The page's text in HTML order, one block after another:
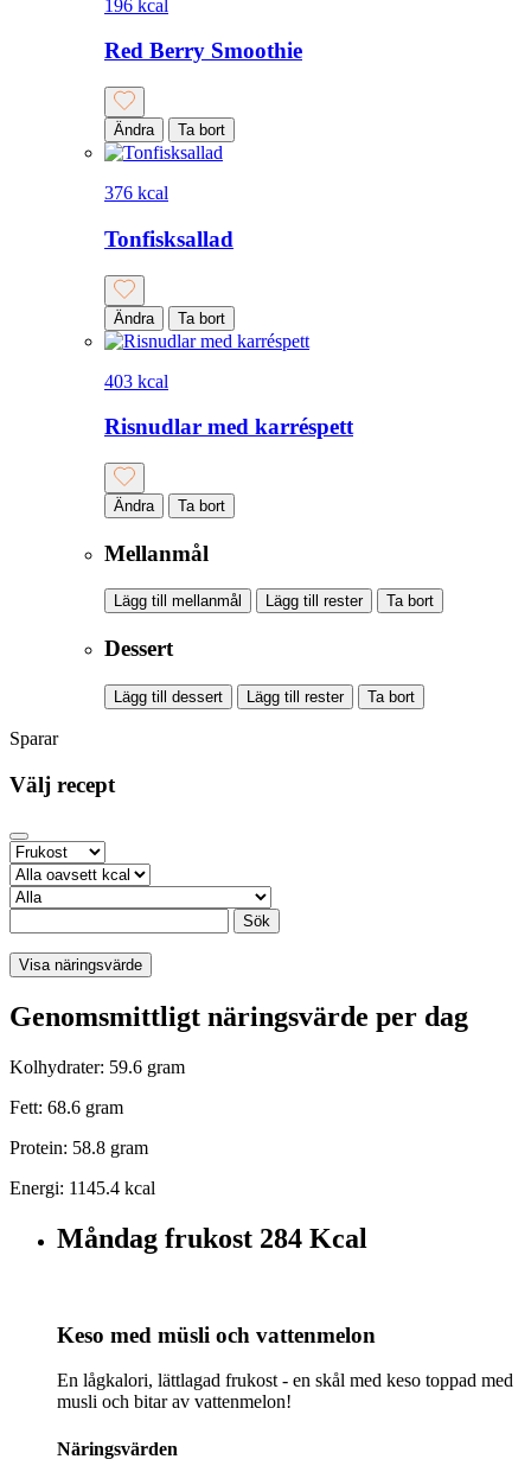
196 kcal
Red Berry Smoothie
Ändra Ta bort
376 kcal
Tonfisksallad
Ändra Ta bort
403 kcal
Risnudlar med karréspett
Ändra Ta bort
Mellanmål
Lägg till mellanmål Lägg till rester Ta bort
Dessert
Lägg till dessert Lägg till rester Ta bort
Sparar
Välj recept
Sök
Visa näringsvärde
Genomsmittligt näringsvärde per dag
Kolhydrater: 59.6 gram
Fett: 68.6 gram
Protein: 58.8 gram
Energi: 1145.4 kcal
Måndag frukost 284 Kcal
Keso med müsli och vattenmelon
En lågkalori, lättlagad frukost - en skål med keso toppad med
musli och bitar av vattenmelon!
Näringsvärden